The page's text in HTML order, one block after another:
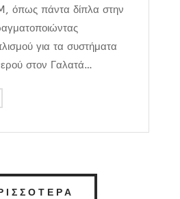
όπως πάντα δίπλα στην
για τα συστήματα
στον Γαλατά…